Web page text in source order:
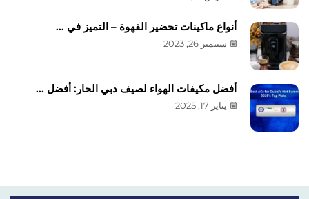
أنواع ماكينات تحضير القهوة – التميز في ...
سبتمبر 26, 2023
أفضل مكيفات الهواء لصيف دبي الحار: أفضل ...
يناير 17, 2025